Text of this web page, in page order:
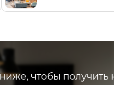
чтобы получить